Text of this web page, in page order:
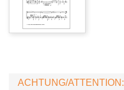
ACHTUNG/ATTENTION: